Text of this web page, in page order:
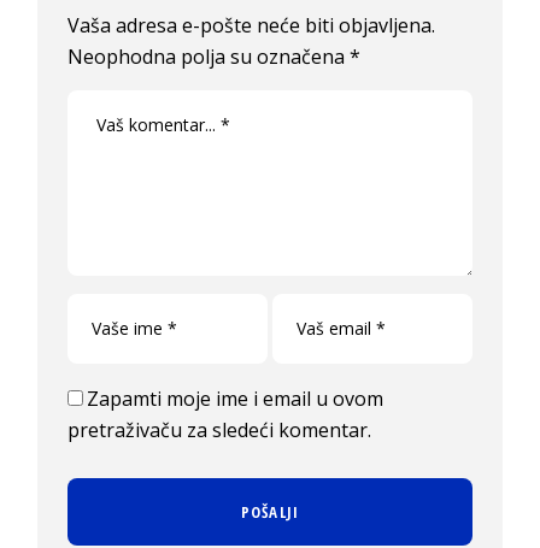
Vaša adresa e-pošte neće biti objavljena.
Neophodna polja su označena*
Zapamti moje ime i email u ovom
pretraživaču za sledeći komentar.